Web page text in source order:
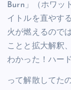
Burn」（ホワッ
イトルを直やす
火が燃えるので
ことと拡大解釈
わかった！ハー
って解散してた